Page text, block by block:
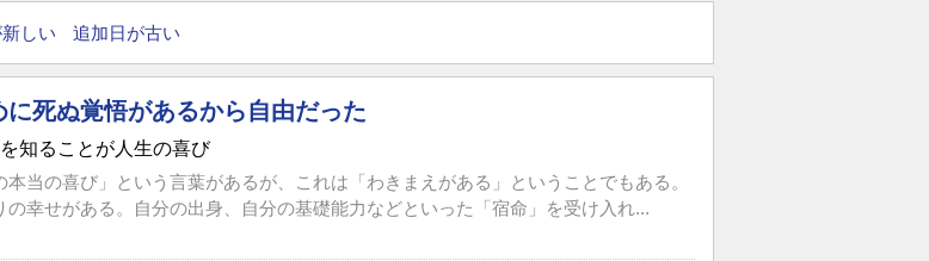
しい 追加日が古い
死ぬ覚悟があるから自由だった
知ることが人生の喜び
本当の喜び」という言葉があるが、これは「わきまえがある」ということでもある。
幸せがある。自分の出身、自分の基礎能力などといった「宿命」を受け入れ...